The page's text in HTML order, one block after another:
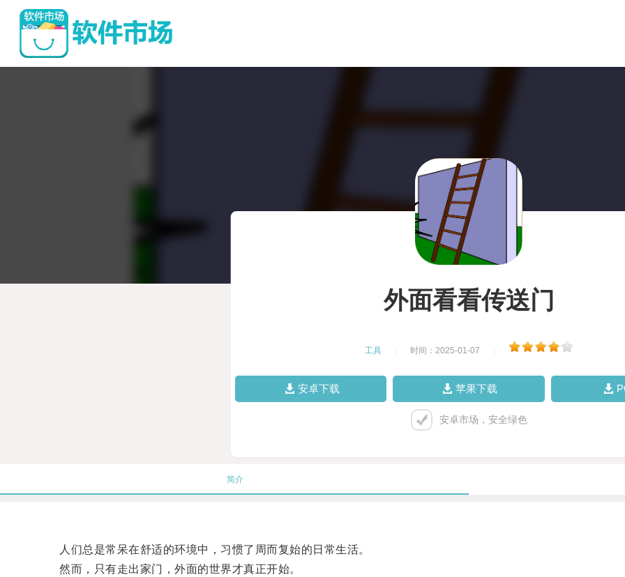
外面看看传送门
工具 时间：2025-01-07
安卓下载 苹果下载
安卓市场，安全绿色
简介
人们总是常呆在舒适的环境中，习惯了周而复始的日常生活。
然而，只有走出家门，外面的世界才真正开始。